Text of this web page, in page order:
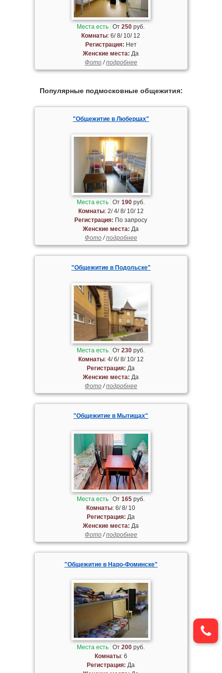
Места есть От250 руб.
Комнаты: 6/ 8/ 10/ 12
Регистрация: Нет
Женские места: Да
Фото/подробнее
Популярные подмосковные общежития:
"Общежитие в Люберцах"
Места есть От190 руб.
Комнаты: 2/ 4/ 8/ 10/ 12
Регистрация: По запросу
Женские места: Да
Фото/подробнее
"Общежитие в Подольске"
Места есть От230 руб.
Комнаты: 4/ 6/ 8/ 10/ 12
Регистрация: Да
Женские места: Да
Фото/подробнее
"Общежитие в Мытищах"
Места есть От165 руб.
Комнаты: 6/ 8/ 10
Регистрация: Да
Женские места: Да
Фото/подробнее
"Общежитие в Наро-Фоминске"
Места есть От200 руб.
Комнаты: 6
Регистрация: Да